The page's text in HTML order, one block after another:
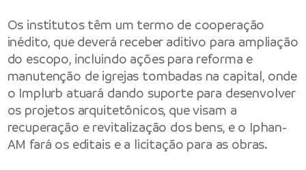
Os institutos têm um termo de cooperação
inédito, que deverá receber aditivo para ampliação
do escopo, incluindo ações para reforma e
manutenção de igrejas tombadas na capital, onde
o Implurb atuará dando suporte para desenvolver
os projetos arquitetônicos, que visam a
recuperação e revitalização dos bens, e o Iphan-
AM fará os editais e a licitação para as obras.